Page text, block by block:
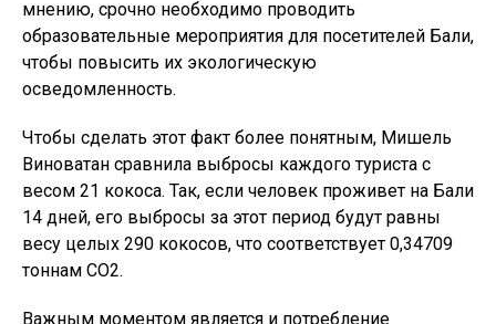
мнению, срочно необходимо проводить
образовательные мероприятия для посетителей Бали,
чтобы повысить их экологическую
осведомленность.
Чтобы сделать этот факт более понятным, Мишель
Виноватан сравнила выбросы каждого туриста с
весом 21 кокоса. Так, если человек проживет на Бали
14 дней, его выбросы за этот период будут равны
весу целых 290 кокосов, что соответствует 0,34709
тоннам CO2.
Важным моментом является и потребление